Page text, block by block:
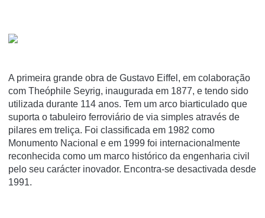
A primeira grande obra de Gustavo Eiffel, em colaboração
com Theóphile Seyrig, inaugurada em 1877, e tendo sido
utilizada durante 114 anos. Tem um arco biarticulado que
suporta o tabuleiro ferroviário de via simples através de
pilares em treliça. Foi classificada em 1982 como
Monumento Nacional e em 1999 foi internacionalmente
reconhecida como um marco histórico da engenharia civil
pelo seu carácter inovador. Encontra-se desactivada desde
1991.